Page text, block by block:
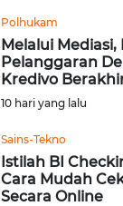
Polhukam
Melalui Mediasi,
Pelanggaran
Kredivo
10 hari yang lalu
Sains-Tekno
Istilah BI
Cara Mudah
Secara Online